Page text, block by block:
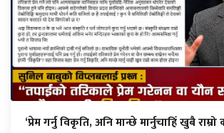
‘प्रेम गर्नु विकृति, अनि मान्छे मार्नुचाहिँ खुबै